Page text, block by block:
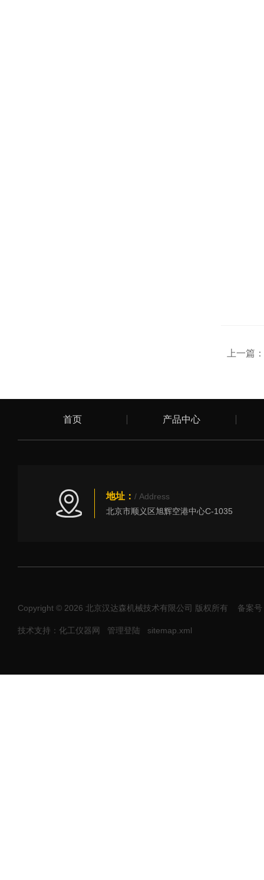
上一篇：
首页 产品中心
地址： / Address
北京市顺义区旭辉空港中心C-1035
Copyright © 2026 北京汉达森机械技术有限公司 版权所有 备案
技术支持：化工仪器网 管理登陆 sitemap.xml